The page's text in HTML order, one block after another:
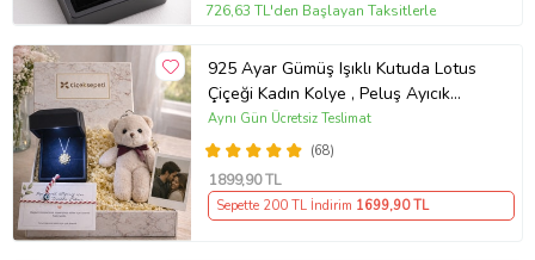
726,63 TL'den Başlayan Taksitlerle
925 Ayar Gümüş Işıklı Kutuda Lotus
Çiçeği Kadın Kolye , Peluş Ayıcık
Anahtarlık Marteniçka Bileklik,
Polaroid Fotoğraf Hediye
(68)
Aynı Gün Ücretsiz Teslimat
1899,90 TL
Sepette 200 TL İndirim 1699,90 TL